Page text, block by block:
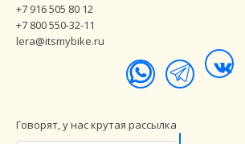
+7 916 505 80 12
+7 800 550-32-11
lera@itsmybike.ru
Говорят, у нас крутая рассылка